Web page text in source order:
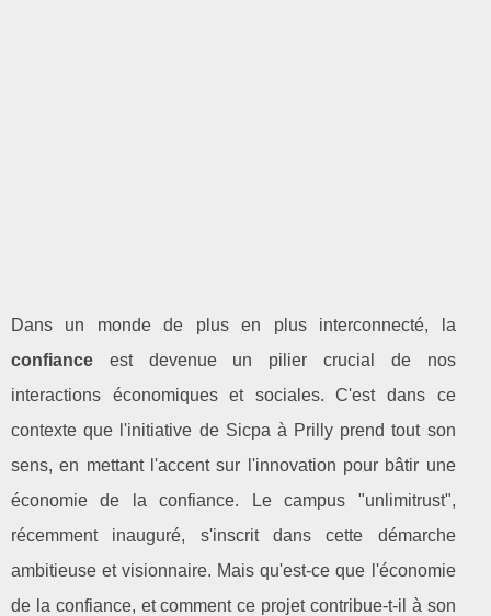
Dans un monde de plus en plus interconnecté, la
confiance est devenue un pilier crucial de nos
interactions économiques et sociales. C'est dans ce
contexte que l'initiative de Sicpa à Prilly prend tout son
sens, en mettant l'accent sur l'innovation pour bâtir une
économie de la confiance. Le campus "unlimitrust",
récemment inauguré, s'inscrit dans cette démarche
ambitieuse et visionnaire. Mais qu'est-ce que l'économie
de la confiance, et comment ce projet contribue-t-il à son